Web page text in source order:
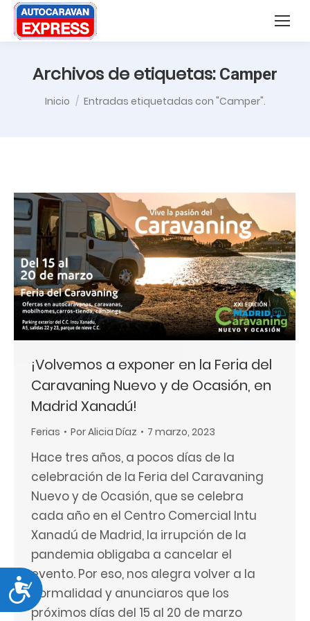
Nota:
este
Accesibilidad
Buscar:
Archivos de etiquetas: Camper
Estás aquí:
Inicio Entradas etiquetadas con "Camper".
¡Volvemos a exponer en la Feria del
Caravaning Nuevo y de Ocasión, en
Madrid Xanadú!
Ferias PorAlicia Díaz 7 marzo, 2023
Hace tres años, a pocos días de la
celebración de la Feria del Caravaning
Nuevo y de Ocasión, que se celebra
cada año en el Centro Comercial Intu
Xanadú de Madrid, la irrupción de la
pandemia obligaba a cancelar el
evento. Por eso, nos alegra volver a la
normalidad y anunciaros que los
próximos días del 15 al 20 de marzo